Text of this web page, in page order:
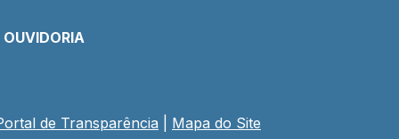
de Transparência Mapa do Site